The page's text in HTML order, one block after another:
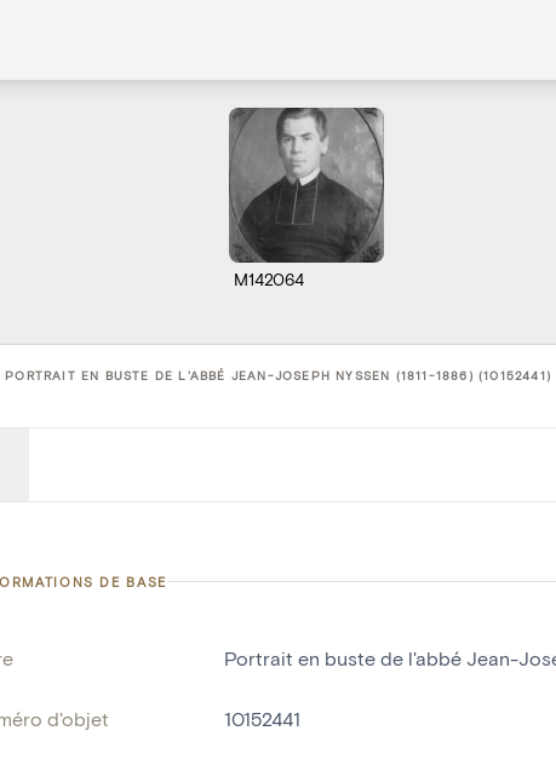
M142064
PORTRAIT EN BUSTE DE L'ABBÉ JEAN-JOSEPH NYSSEN (1811-1886) (10152441)
DE BASE
Portrait en buste de l'abbé Jean-
d'objet 10152441